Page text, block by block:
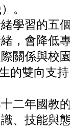
。
學習的五
，會降低
關係與校
的雙向支
二年國教
、技能與